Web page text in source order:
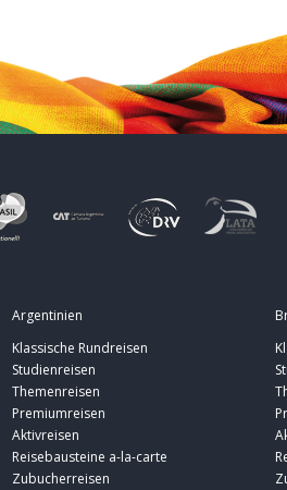
Argentinien
Klassische Rundreisen
Studienreisen
Themenreisen
Premiumreisen
Aktivreisen
Reisebausteine a-la-carte
Zubucherreisen